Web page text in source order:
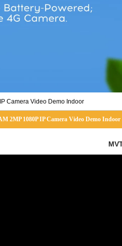
Camera Video Demo Indoor
2MP 1080P IP Camera Video Demo Indoor